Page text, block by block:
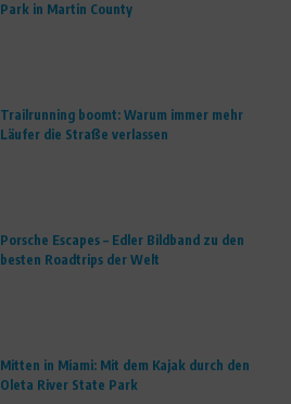
Park in Martin County
Trailrunning boomt: Warum immer mehr
Läufer die Straße verlassen
Porsche Escapes – Edler Bildband zu den
besten Roadtrips der Welt
Mitten in Miami: Mit dem Kajak durch den
Oleta River State Park